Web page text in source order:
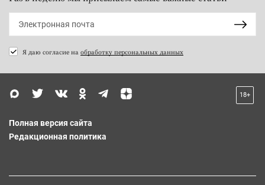
Я даю согласие на обработку персональных данных
18+
Полная версия сайта
Редакционная политика